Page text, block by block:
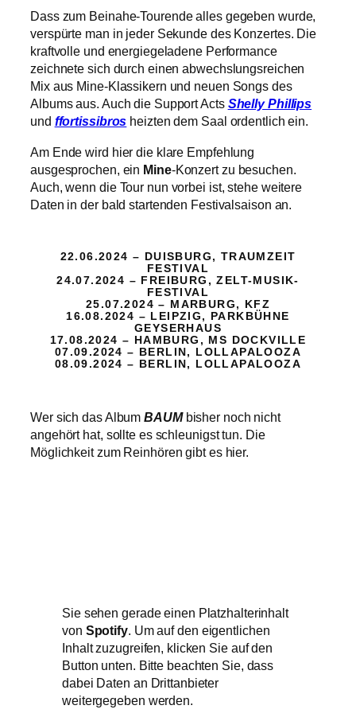
Dass zum Beinahe-Tourende alles gegeben wurde,
verspürte man in jeder Sekunde des Konzertes. Die
kraftvolle und energiegeladene Performance
zeichnete sich durch einen abwechslungsreichen
Mix aus Mine-Klassikern und neuen Songs des
Albums aus. Auch die Support Acts Shelly Phillips
und ffortissibros heizten dem Saal ordentlich ein.
Am Ende wird hier die klare Empfehlung
ausgesprochen, ein Mine-Konzert zu besuchen.
Auch, wenn die Tour nun vorbei ist, stehe weitere
Daten in der bald startenden Festivalsaison an.
22.06.2024 – DUISBURG, TRAUMZEIT
FESTIVAL
24.07.2024 – FREIBURG, ZELT-MUSIK-
FESTIVAL
25.07.2024 – MARBURG, KFZ
16.08.2024 – LEIPZIG, PARKBÜHNE
GEYSERHAUS
17.08.2024 – HAMBURG, MS DOCKVILLE
07.09.2024 – BERLIN, LOLLAPALOOZA
08.09.2024 – BERLIN, LOLLAPALOOZA
Wer sich das AlbumBAUMbisher noch nicht
angehört hat, sollte es schleunigst tun. Die
Möglichkeit zum Reinhören gibt es hier.
Sie sehen gerade einen Platzhalterinhalt
von Spotify. Um auf den eigentlichen
Inhalt zuzugreifen, klicken Sie auf den
Button unten. Bitte beachten Sie, dass
dabei Daten an Drittanbieter
weitergegeben werden.